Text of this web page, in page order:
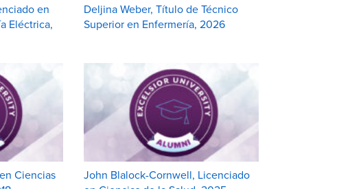
en
Eléctrica,
Deljina Weber, Título de Técnico
Superior en Enfermería, 2026
Ciencias
John Blalock-Cornwell, Licenciado